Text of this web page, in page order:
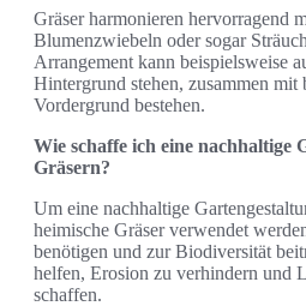
Gräser harmonieren hervorragend
Blumenzwiebeln oder sogar
Arrangement kann beispielsweise
Hintergrund stehen, zusammen mit
Vordergrund bestehen.
Wie schaffe ich eine nachhaltige
Gräsern?
Um eine nachhaltige
heimische Gräser verwendet
benötigen und zur Biodiversität
helfen, Erosion zu verhindern und
schaffen.